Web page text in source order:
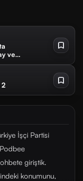
ve
2
İşçi Partisi
giriştik.
konumunu,